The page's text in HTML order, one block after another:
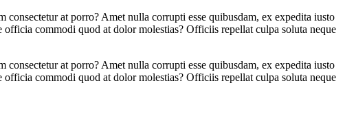
consectetur at porro? Amet nulla corrupti esse quibusdam, ex expedita iusto
commodi quod at dolor molestias? Officiis repellat culpa soluta neque
consectetur at porro? Amet nulla corrupti esse quibusdam, ex expedita iusto
commodi quod at dolor molestias? Officiis repellat culpa soluta neque